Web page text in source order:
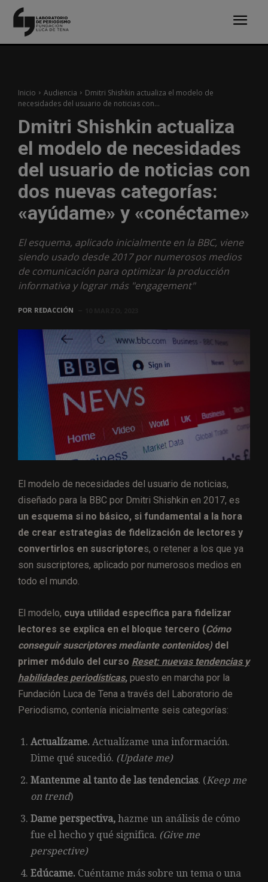
Inicio Audiencia
Dmitri Shishkin actualiza el modelo de
necesidades del usuario de noticias con...
Dmitri Shishkin actualiza
el modelo de necesidades
del usuario de noticias con
dos nuevas categorías:
«ayúdame» y «conéctame»
El esquema, aplicado inicialmente en la BBC, viene
siendo usado desde 2017 por numerosos medios
de comunicación para optimizar la producción
informativa y lograr más "engagement"
POR REDACCIÓN
El modelo de necesidades del usuario de noticias,
diseñado para la BBC por Dmitri Shishkin en 2017, es
un esquema si no básico, si fundamental a la hora
de crear estrategias de fidelización de lectores y
convertirlos en suscriptores, o retener a los que ya
son suscriptores, aplicado por numerosos medios en
todo el mundo.
El modelo, cuya utilidad específica para fidelizar
lectores se explica en el bloque tercero (Cómo
conseguir suscriptores mediante contenidos)del
primer módulo del curso Reset: nuevas tendencias y
habilidades periodísticas, puesto en marcha por la
Fundación Luca de Tena a través del Laboratorio de
Periodismo, contenía inicialmente seis categorías:
Actualízame. Actualízame una información.
Dime qué sucedió. (Update me)
Mantenme al tanto de las tendencias. (Keep me
on trend)
Dame perspectiva, hazme un análisis de cómo
fue el hecho y qué significa. (Give me
perspective)
Edúcame. Cuéntame más sobre un tema o una